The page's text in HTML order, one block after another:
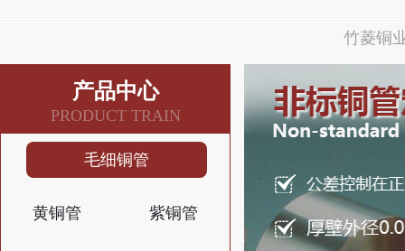
竹菱铜
产品中心
PRODUCT TRAIN
毛细铜管
黄铜管 紫铜管